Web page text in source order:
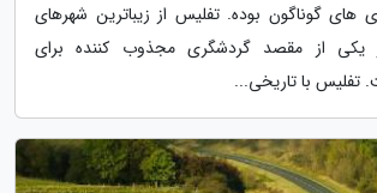
های گوناگون بوده. تفلیس از زیباترین شهرهای
یکی از مقصد گردشگری مجذوب کننده برای
تفلیس با تاریخی...